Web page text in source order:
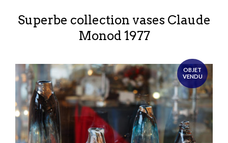
Superbe collection vases Claude
Monod 1977
OBJET
VENDU